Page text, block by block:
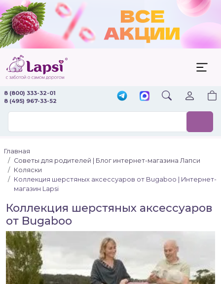
8 (800) 333-32-01
8 (495) 967-33-52
Главная
Советы для родителей | Блог интернет-магазина Лапси
Коляски
Коллекция шерстяных аксессуаров от Bugaboo | Интернет-
магазин Lapsi
Коллекция шерстяных аксессуаров
от Bugaboo